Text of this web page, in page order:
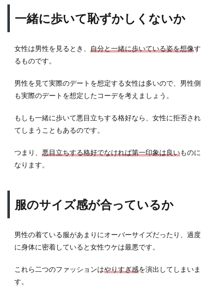
一緒に歩いて恥ずかしくないか
女性は男性を見るとき、 自分と一緒に歩いている姿を想像す
るものです。
男性を見て実際のデートを想定する女性は多いので、男性側
も実際のデートを想定したコーデを考えましょう。
もしも一緒に歩いて悪目立ちする格好なら、女性に拒否され
てしまうこともあるのです。
つまり、 悪目立ちする格好でなければ第一印象は良いものに
なります。
服のサイズ感が合っているか
男性の着ている服があまりにオーバーサイズだったり、過度
に身体に密着していると女性ウケは最悪です。
これら二つのファッションはやりすぎ感を演出してしまいま
す。